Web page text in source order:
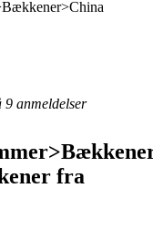
9 anmeldelser
fra